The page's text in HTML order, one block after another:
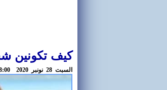
كيف تكونين
السبت 28 نونبر 2020 11:18:00